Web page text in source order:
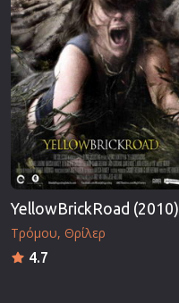
YellowBrickRoad (2010)
Τρόμου Θρίλερ
4.7